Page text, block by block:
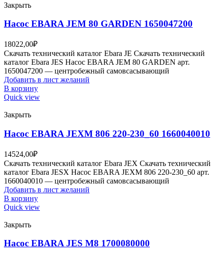
Закрыть
Насос EBARA JEM 80 GARDEN 1650047200
18022,00₽
Скачать технический каталог Ebara JE Скачать технический
каталог Ebara JES Насос EBARA JEM 80 GARDEN арт.
1650047200 — центробежный самовсасывающий
Добавить в лист желаний
В корзину
Quick view
Закрыть
Насос EBARA JEXM 806 220-230_60 1660040010
14524,00₽
Скачать технический каталог Ebara JEX Скачать технический
каталог Ebara JESX Насос EBARA JEXM 806 220-230_60 арт.
1660040010 — центробежный самовсасывающий
Добавить в лист желаний
В корзину
Quick view
Закрыть
Насос EBARA JES M8 1700080000